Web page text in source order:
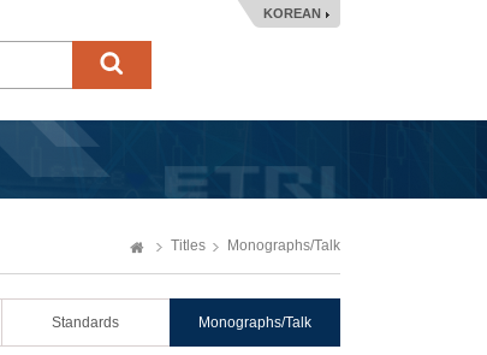
KOREAN
Titles Monographs/Talk
Standards Monographs/Talk